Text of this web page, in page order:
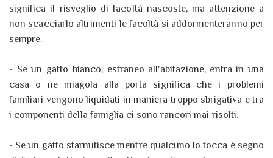
significa il risveglio di facoltà nascoste, ma attenzione a
non scacciarlo altrimenti le facoltà si addormenteranno per
sempre.
- Se un gatto bianco, estraneo all'abitazione, entra in una
casa o ne miagola alla porta significa che i problemi
familiari vengono liquidati in maniera troppo sbrigativa e tra
i componenti della famiglia ci sono rancori mai risolti.
- Se un gatto starnutisce mentre qualcuno lo tocca è segno